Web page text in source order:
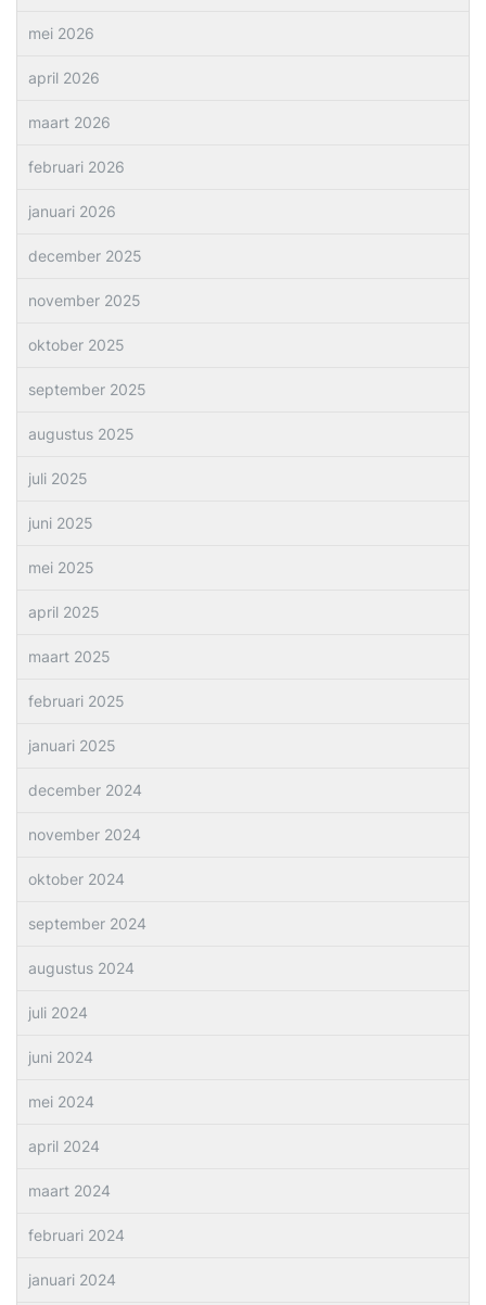
mei 2026
april 2026
maart 2026
februari 2026
januari 2026
december 2025
november 2025
oktober 2025
september 2025
augustus 2025
juli 2025
juni 2025
mei 2025
april 2025
maart 2025
februari 2025
januari 2025
december 2024
november 2024
oktober 2024
september 2024
augustus 2024
juli 2024
juni 2024
mei 2024
april 2024
maart 2024
februari 2024
januari 2024